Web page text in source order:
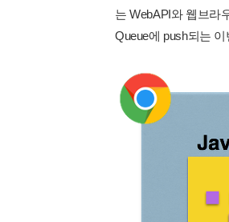
는 WebAPI와 웹브라
Queue에 push되는